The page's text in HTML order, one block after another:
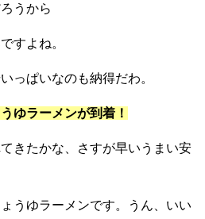
うから
すよね。
っぱいなのも納得だわ。
ゆラーメンが到着！
きたかな、さすが早いうまい安
うゆラーメンです。うん、いい